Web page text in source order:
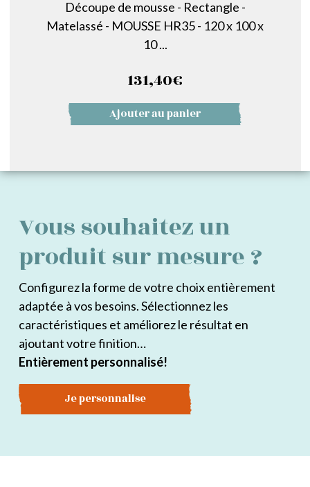
Découpe de mousse - Rectangle -
Matelassé - MOUSSE HR35 - 120 x 100 x
10 ...
131,40€
Ajouter au panier
Vous souhaitez un
produit sur mesure ?
Configurez la forme de votre choix entièrement
adaptée à vos besoins. Sélectionnez les
caractéristiques et améliorez le résultat en
ajoutant votre finition…
Entièrement personnalisé!
Je personnalise